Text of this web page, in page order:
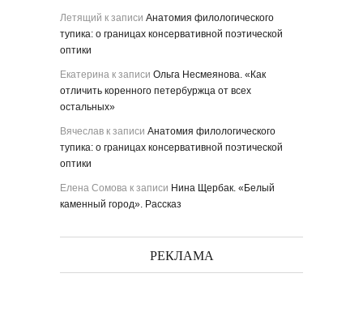
Летящий к записи Анатомия филологического
тупика: о границах консервативной поэтической
оптики
Екатерина к записи Ольга Несмеянова. «Как
отличить коренного петербуржца от всех
остальных»
Вячеслав к записи Анатомия филологического
тупика: о границах консервативной поэтической
оптики
Елена Сомова к записи Нина Щербак. «Белый
каменный город». Рассказ
РЕКЛАМА